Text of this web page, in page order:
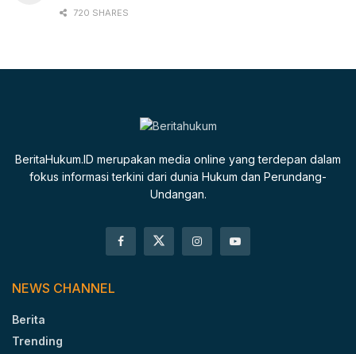
720 SHARES
BeritaHukum.ID merupakan media online yang terdepan dalam
fokus informasi terkini dari dunia Hukum dan Perundang-
Undangan.
NEWS CHANNEL
Berita
Trending